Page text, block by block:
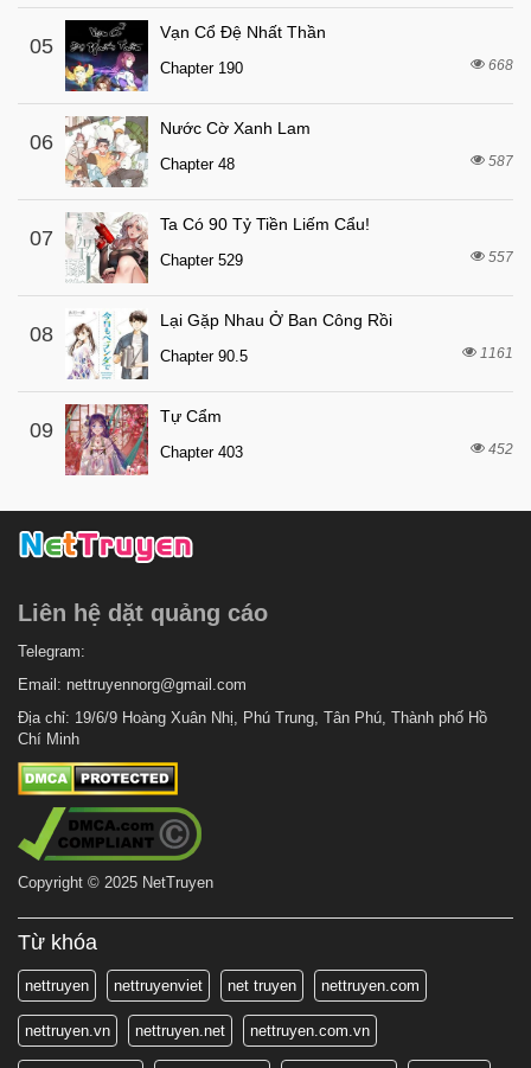
Chapter 11 7 tháng trước
Chapter 10
Chapter 9 7 tháng trước
Chapter 8
Chapter 7
Chapter 6 7 tháng trước
Chapter 5
Chapter 4 7 tháng trước
Chapter 3
Chapter 2
Chapter 1
Chapter 0
05
Vạn Cổ Đệ Nhất Thần
Chapter 190 668
06
Nước Cờ Xanh Lam
Chapter 48 587
07
Ta Có 90 Tỷ Tiền Liếm Cẩu!
Chapter 529 557
08
Lại Gặp Nhau Ở Ban Công Rồi
Chapter 90.5 1161
09
Tự Cẩm
Chapter 403 452
Liên hệ dặt quảng cáo
Telegram:
Email: nettruyennorg@gmail.com
Địa chỉ: 19/6/9 Hoàng Xuân Nhị, Phú Trung, Tân Phú, Thành phố Hồ
Chí Minh
Copyright © 2025 NetTruyen
Từ khóa
nettruyen nettruyenviet net truyen nettruyen.com
nettruyen.vn nettruyen.net nettruyen.com.vn